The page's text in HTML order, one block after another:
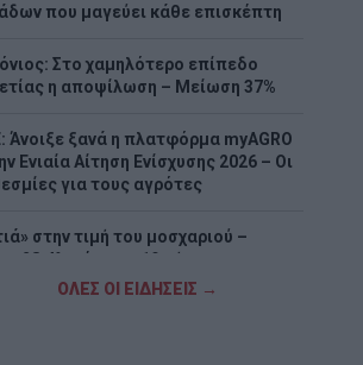
που μαγεύει κάθε επισκέπτη
Στο χαμηλότερο επίπεδο
η αποψίλωση – Μείωση 37%
Άνοιξε ξανά η πλατφόρμα myAGRO
Ενιαία Αίτηση Ενίσχυσης 2026 – Οι
για τους αγρότες
στην τιμή του μοσχαριού –
28,4% μέσα σε 19 μήνες
ΟΛΕΣ ΟΙ ΕΙΔΗΣΕΙΣ →